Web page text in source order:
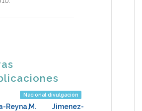
Nacional divulgación
Reyna,M.
Jimenez-